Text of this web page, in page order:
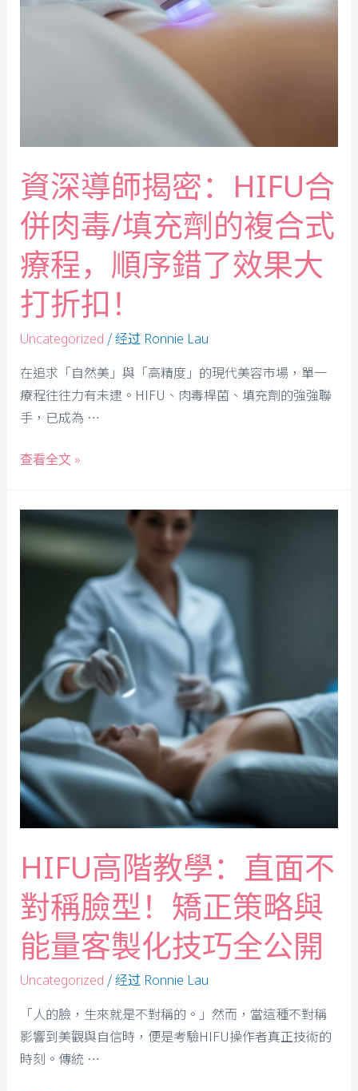
資深導師揭密：HIFU合
併肉毒/填充劑的複合式
療程，順序錯了效果大
打折扣！
Uncategorized / 经过 Ronnie Lau
在追求「自然美」與「高精度」的現代美容市場，單一
療程往往力有未逮。HIFU、肉毒桿菌、填充劑的強強聯
手，已成為 …
查看全文 »
HIFU高階教學：直面不
對稱臉型！矯正策略與
能量客製化技巧全公開
Uncategorized / 经过 Ronnie Lau
「人的臉，生來就是不對稱的。」然而，當這種不對稱
影響到美觀與自信時，便是考驗HIFU操作者真正技術的
時刻。傳統 …